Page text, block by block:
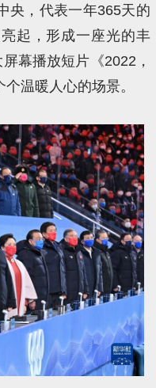
央，代表一年365天的
起，形成一座光的丰
幕播放短片《2022，
温暖人心的场景。